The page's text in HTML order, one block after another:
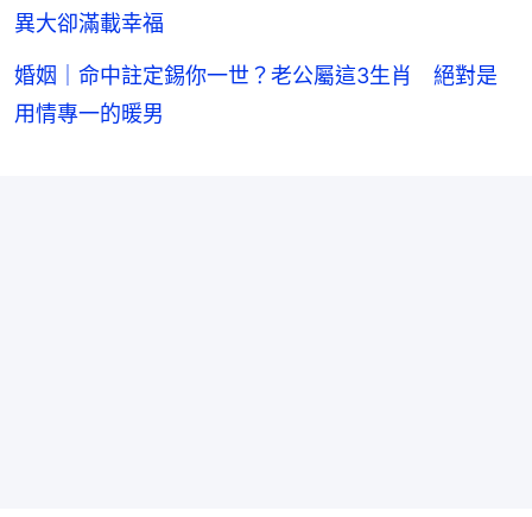
異大卻滿載幸福
婚姻｜命中註定錫你一世？老公屬這3生肖 絕對是
用情專一的暖男